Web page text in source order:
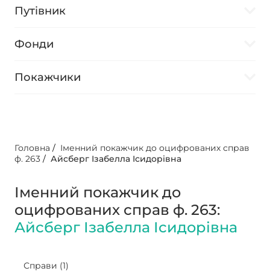
Путівник
Фонди
Покажчики
Головна / Іменний покажчик до оцифрованих справ
ф. 263 / Айсберг Ізабелла Ісидорівна
Іменний покажчик до
оцифрованих справ ф. 263:
Айсберг Ізабелла Ісидорівна
Справи (1)